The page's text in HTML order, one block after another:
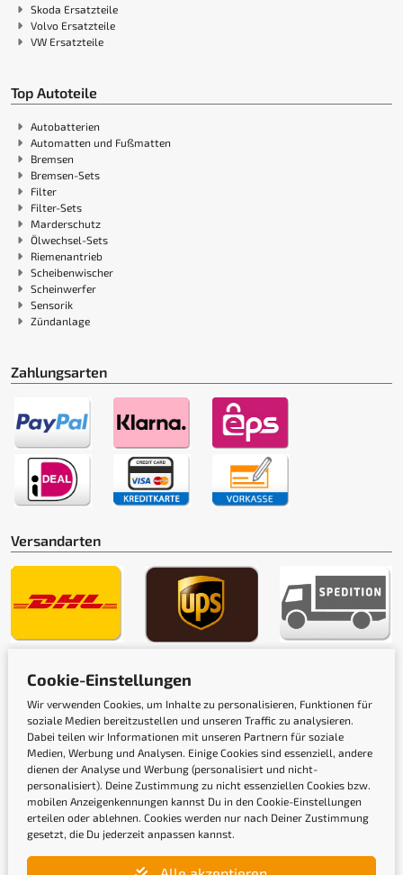
Skoda Ersatzteile
Volvo Ersatzteile
VW Ersatzteile
Top Autoteile
Autobatterien
Automatten und Fußmatten
Bremsen
Bremsen-Sets
Filter
Filter-Sets
Marderschutz
Ölwechsel-Sets
Riemenantrieb
Scheibenwischer
Scheinwerfer
Sensorik
Zündanlage
Zahlungsarten
Versandarten
Gütesiegel
Cookie-Einstellungen
Wir verwenden Cookies, um Inhalte zu personalisieren, Funktionen für
soziale Medien bereitzustellen und unseren Traffic zu analysieren.
Dabei teilen wir Informationen mit unseren Partnern für soziale
Medien, Werbung und Analysen. Einige Cookies sind essenziell, andere
dienen der Analyse und Werbung (personalisiert und nicht-
personalisiert). Deine Zustimmung zu nicht essenziellen Cookies bzw.
mobilen Anzeigenkennungen kannst Du in den Cookie-Einstellungen
erteilen oder ablehnen. Cookies werden nur nach Deiner Zustimmung
gesetzt, die Du jederzeit anpassen kannst.